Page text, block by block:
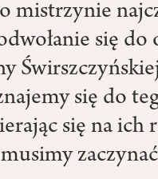
mistrzynie
się
się do
się na